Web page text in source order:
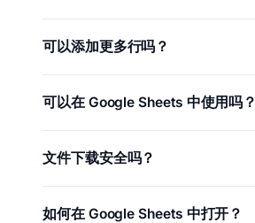
可以添加更多行吗？
可以在 Google Sheets 中使用吗？
文件下载安全吗？
如何在 Google Sheets 中打开？